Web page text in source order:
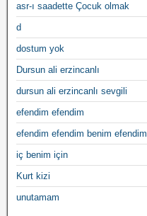
asr-ı saadette Çocuk olmak
d
dostum yok
Dursun ali erzincanlı
dursun ali erzincanlı sevgili
efendim efendim
efendim efendim benim efendim
iç benim için
Kurt kizi
unutamam